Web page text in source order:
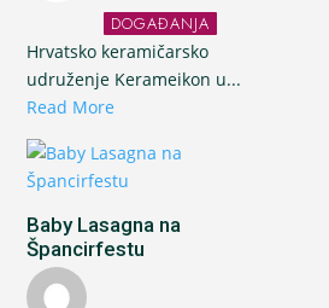
DOGAĐANJA
Hrvatsko keramičarsko
udruženje Kerameikon u...
Read More
Baby Lasagna na
Špancirfestu